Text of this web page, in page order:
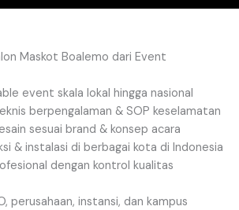
Maskot Boalemo dari Event
event skala lokal hingga nasional
berpengalaman & SOP keselamatan
sesuai brand & konsep acara
& instalasi di berbagai kota di Indonesia
dengan kontrol kualitas
perusahaan, instansi, dan kampus